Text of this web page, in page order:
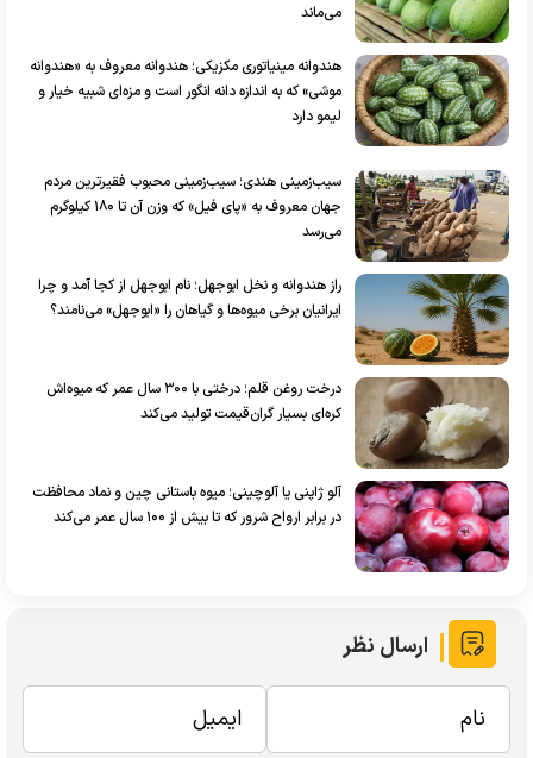
می‌ماند
هندوانه مینیاتوری مکزیکی؛ هندوانه معروف به «هندوانه
موشی» که به اندازه دانه انگور است و مزه‌ای شبیه خیار و
لیمو دارد
سیب‌زمینی هندی؛ سیب‌زمینی محبوب فقیرترین مردم
جهان معروف به «پای فیل» که وزن آن تا ۱۸۰ کیلوگرم
می‌رسد
راز هندوانه و نخل ابوجهل؛ نام ابوجهل از کجا آمد و چرا
ایرانیان برخی میوه‌ها و گیاهان را «ابوجهل» می‌نامند؟
درخت روغن قلم؛ درختی با ۳۰۰ سال عمر که میوه‌اش
کره‌ای بسیار گران‌قیمت تولید می‌کند
آلو ژاپنی یا آلوچینی؛ میوه باستانی چین و نماد محافظت
در برابر ارواح شرور که تا بیش از ۱۰۰ سال عمر می‌کند
ارسال نظر